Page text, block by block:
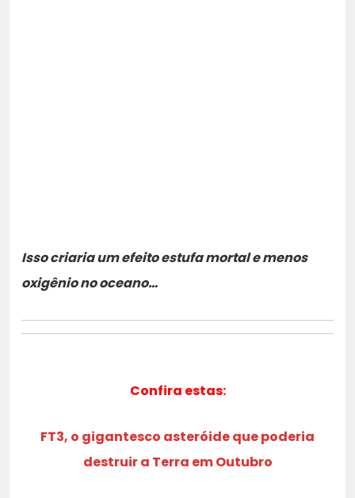
Isso criaria um efeito estufa mortal e menos
oxigênio no oceano…
Confira estas:
FT3, o gigantesco asteróide que poderia
destruir a Terra em Outubro